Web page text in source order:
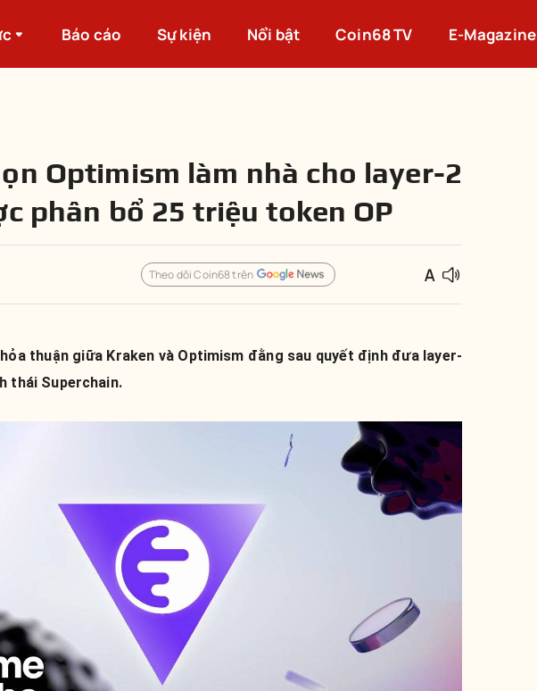
Báo cáo Sự kiện Nổi bật Coin68 TV E-Magazine
Optimism làm nhà cho layer-2
phân bổ 25 triệu token OP
Theo dõi Coin68 trên
thuận giữa Kraken và Optimism đằng sau quyết định đưa layer-
thái Superchain.